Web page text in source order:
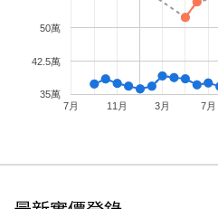
7月 11月 3月 7月
35萬
42.5萬
50萬